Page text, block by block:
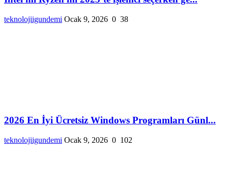
teknolojiigundemi Ocak 9, 2026 0 38
2026 En İyi Ücretsiz Windows Programları Günl...
teknolojiigundemi Ocak 9, 2026 0 102